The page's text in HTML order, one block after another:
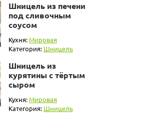
Шницель из печени
под сливочным
соусом
Кухня: Мировая
Категория: Шницель
Шницель из
курятины с тёртым
сыром
Кухня: Мировая
Категория: Шницель